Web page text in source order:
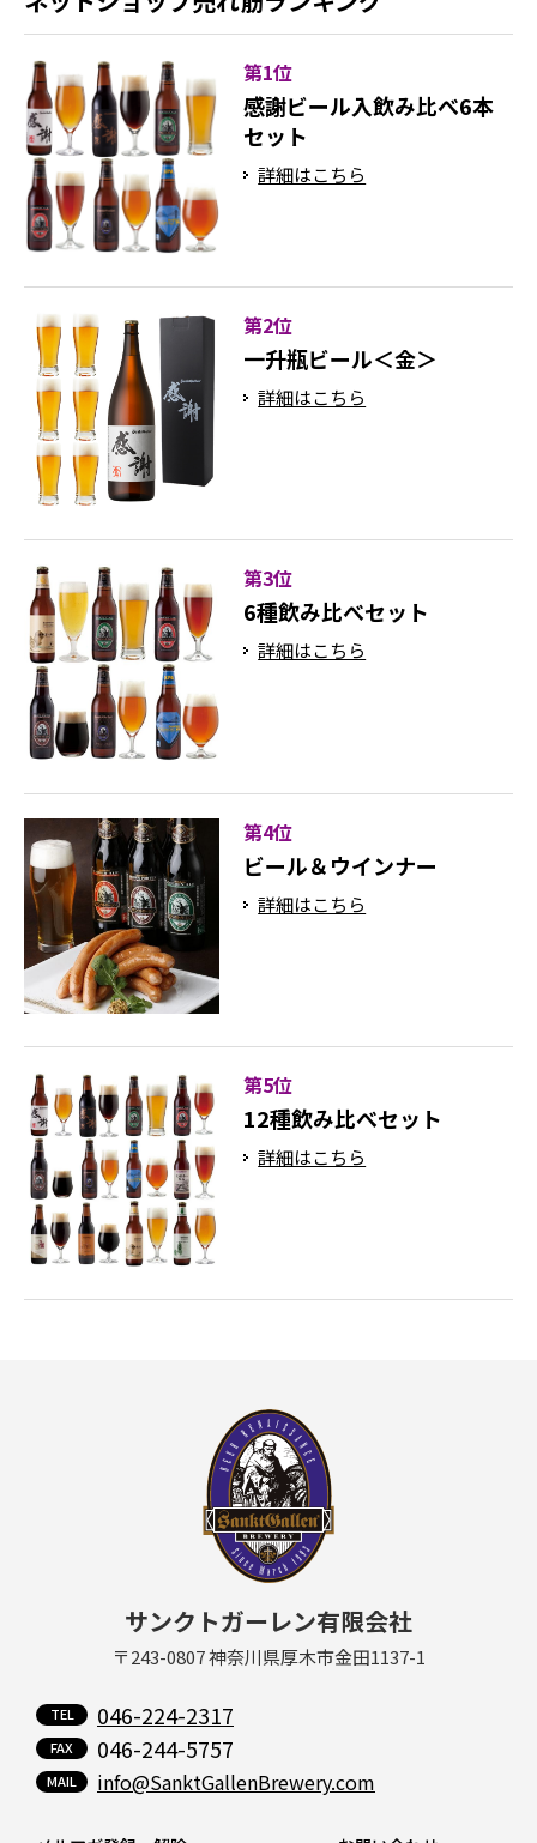
第1位
感謝ビール入飲み比べ6本
セット
詳細はこちら
第2位
一升瓶ビール＜金＞
詳細はこちら
第3位
6種飲み比べセット
詳細はこちら
第4位
ビール＆ウインナー
詳細はこちら
第5位
12種飲み比べセット
詳細はこちら
サンクトガーレン有限会社
〒243-0807 神奈川県厚木市金田1137-1
046-224-2317
046-244-5757
info@SanktGallenBrewery.com